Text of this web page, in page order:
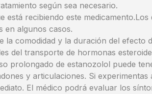
según sea necesario.
está recibiendo este
en algunos casos.
comodidad y la duración del efecto
del transporte de hormonas
prolongado de estanozolol puede
y articulaciones. Si
El médico podrá evaluar los